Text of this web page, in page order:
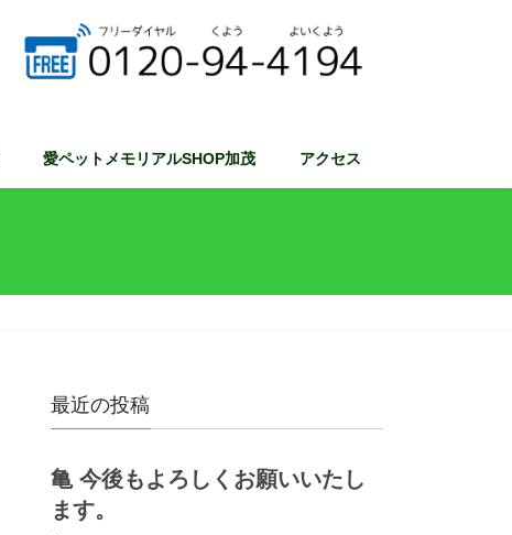
愛ペットメモリアルSHOP加茂 アクセス
最近の投稿
亀 今後もよろしくお願いいたし
ます。